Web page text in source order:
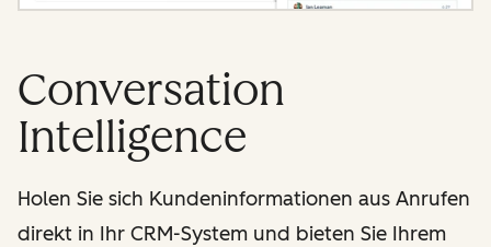
Conversation
Intelligence
Holen Sie sich Kundeninformationen aus Anrufen
direkt in Ihr CRM-System und bieten Sie Ihrem